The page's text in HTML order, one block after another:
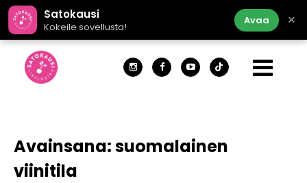
Satokausi
Kokeile sovellusta!
Avaa ×
Avainsana:suomalainen
viinitila